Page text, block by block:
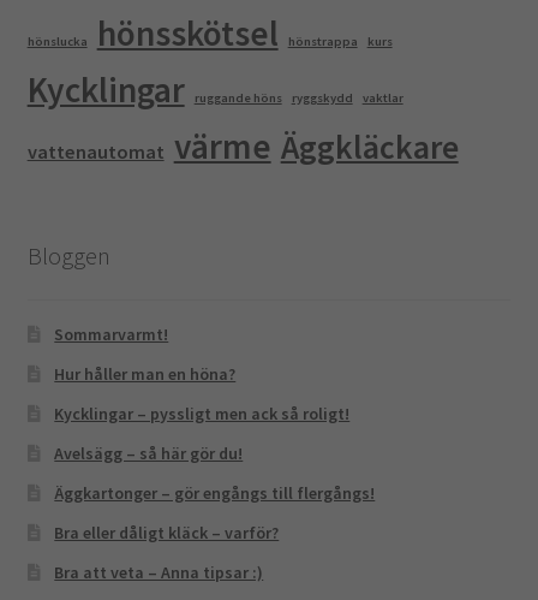
hönslucka hönsskötsel hönstrappa kurs
Kycklingar ruggande höns ryggskydd vaktlar
vattenautomat värme Äggkläckare
Bloggen
Sommarvarmt!
Hur håller man en höna?
Kycklingar – pyssligt men ack så roligt!
Avelsägg – så här gör du!
Äggkartonger – gör engångs till flergångs!
Bra eller dåligt kläck – varför?
Bra att veta – Anna tipsar :)